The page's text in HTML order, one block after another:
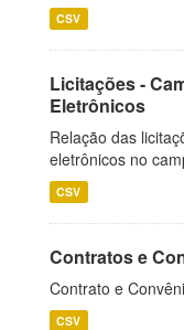
CSV
Licitações -
Eletrônicos
Relação das
eletrônicos no
CSV
Contratos e
Contrato e
CSV